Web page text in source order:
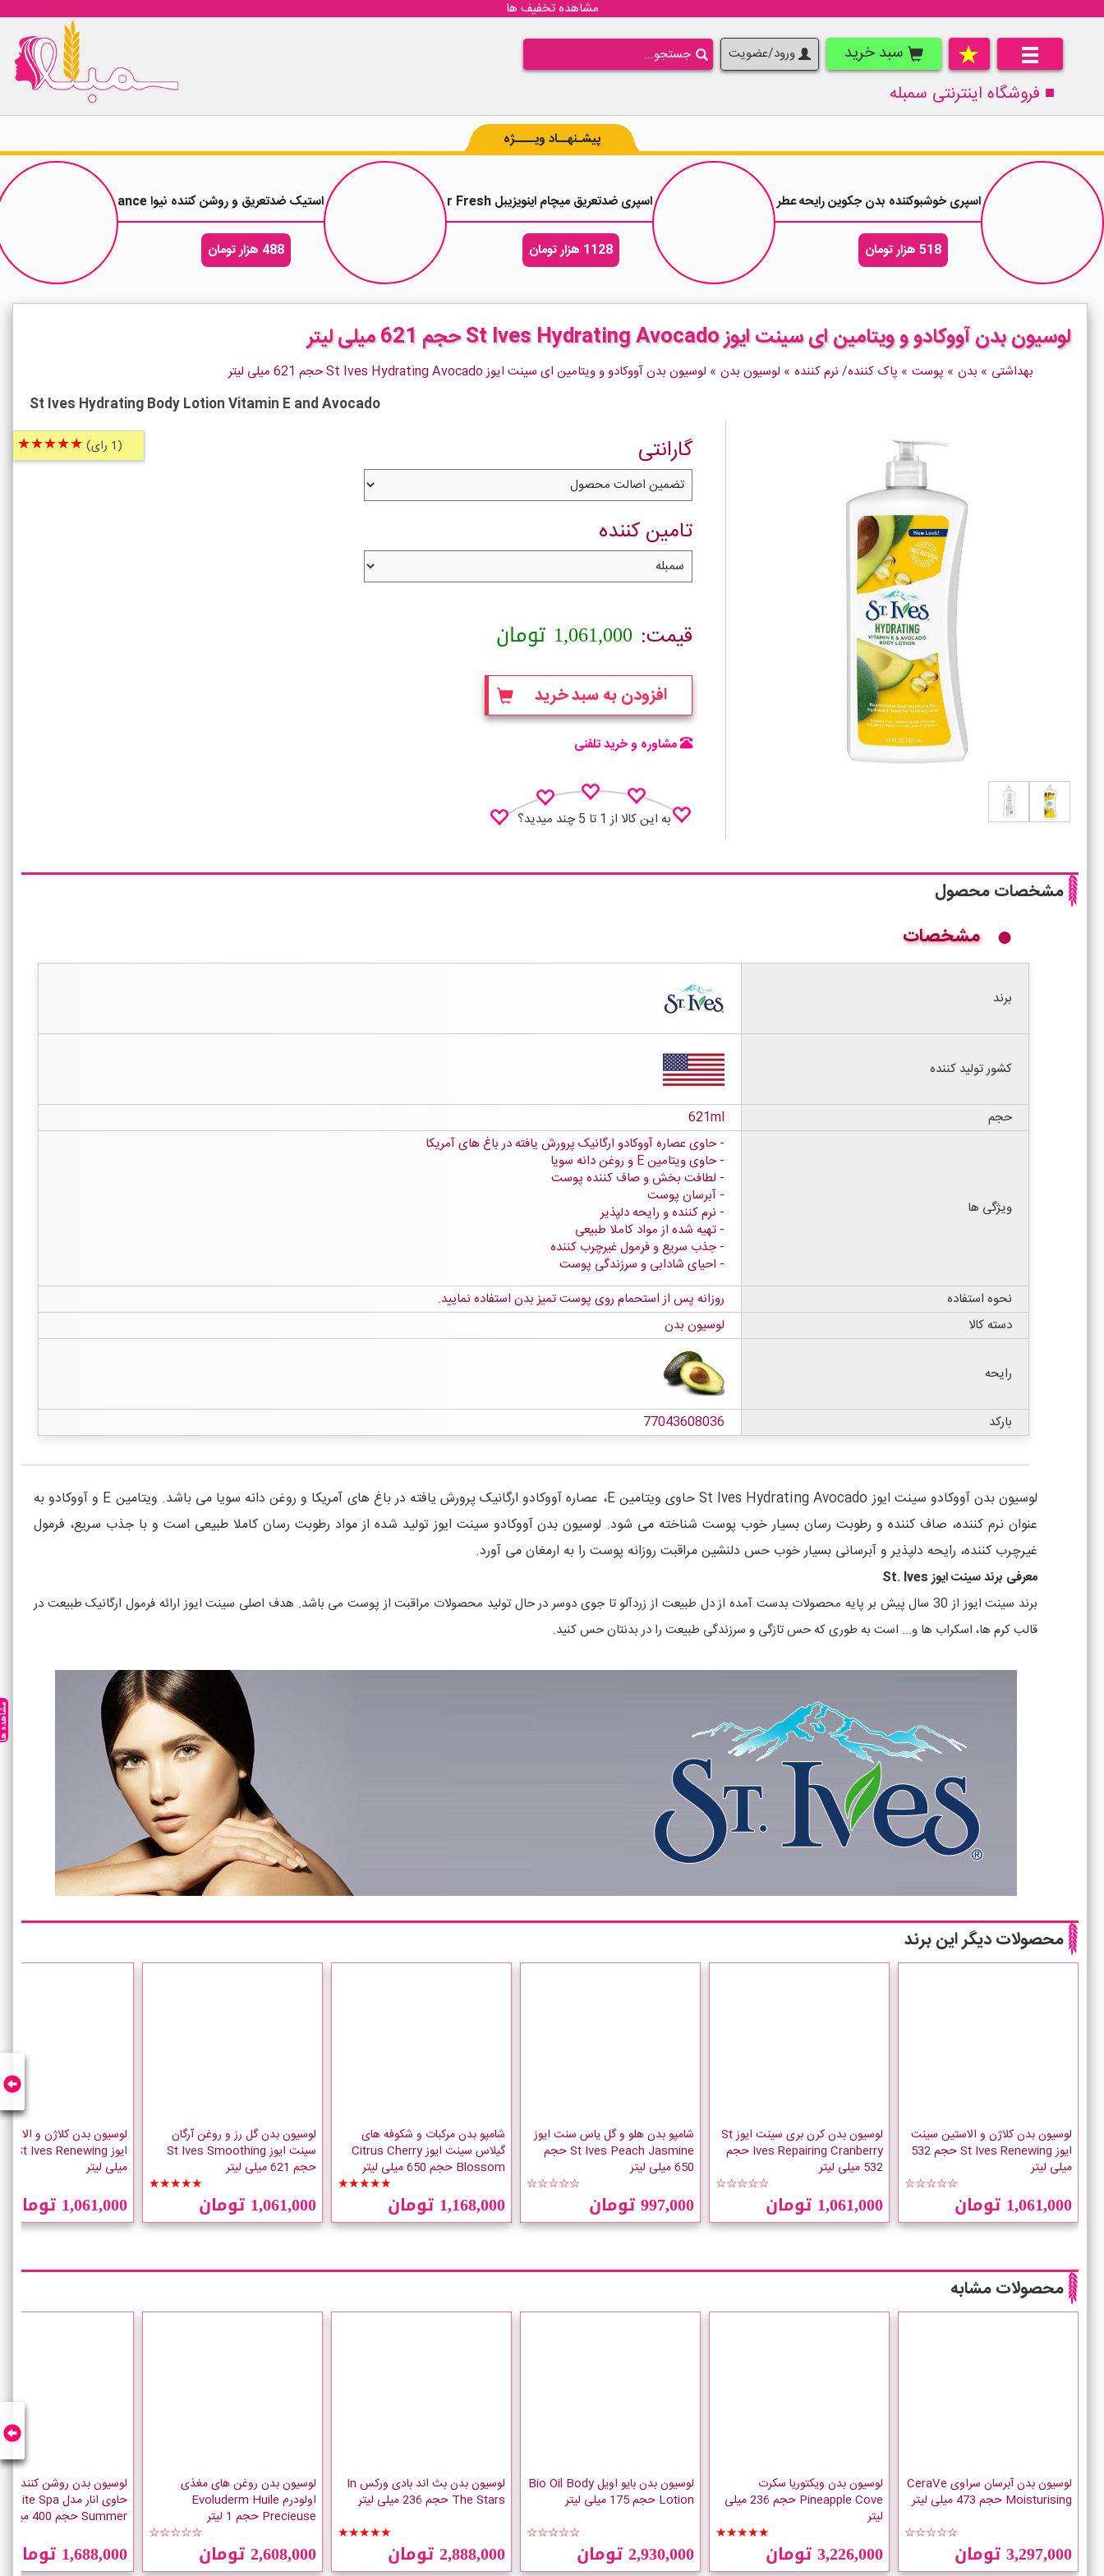
مشاهده تخفیف ها
سبد خرید ورود/عضویت
■ فروشگاه اینترنتی سمبله
پیشـنهــاد ویــــژه
اسپری خوشبوکننده بدن جکوین رایحه عطر مردانه لاگوست بلنک پیور حجم 200 میلی لیتر
518 هزار تومان
اسپری ضدتعریق میچام اینویزیبل Mitchum Invisible Clear Fresh حجم 200 میلی لیتر
1128 هزار تومان
استیک ضدتعریق و روشن کننده نیوا Nivea Natural Radiance حجم 50 میلی لیتر
488 هزار تومان
لوسیون بدن آووکادو و ویتامین ای سینت ایوز St Ives Hydrating Avocado حجم 621 میلی لیتر
بهداشتی » بدن » پوست » پاک کننده/ نرم کننده » لوسیون بدن » لوسیون بدن آووکادو و ویتامین ای سینت ایوز St Ives Hydrating Avocado حجم 621 میلی لیتر
St Ives Hydrating Body Lotion Vitamin E and Avocado
(1 رای) ★★★★★ گارانتی
تامین کننده
قیمت: 1,061,000 تومان
افزودن به سبد خرید
مشاوره و خرید تلفنی
به این کالا از 1 تا 5 چند میدید؟
مشخصات محصول
مشخصات
برند
کشور تولید کننده
حجم 621ml
ویژگی ها
حاوی عصاره آووکادو ارگانیک پرورش یافته در باغ های آمریکا
حاوی ویتامین E و روغن دانه سویا
لطافت بخش و صاف کننده پوست
آبرسان پوست
نرم کننده و رایحه دلپذیر
تهیه شده از مواد کاملا طبیعی
جذب سریع و فرمول غیرچرب کننده
احیای شادابی و سرزندگی پوست
نحوه استفاده
روزانه پس از استحمام روی پوست تمیز بدن استفاده نمایید.
دسته کالا
لوسیون بدن
رایحه
بارکد 77043608036
لوسیون بدن آووکادو سینت ایوز St Ives Hydrating Avocado حاوی ویتامین E، عصاره آووکادو ارگانیک پرورش یافته در باغ های آمریکا و روغن دانه سویا می باشد. ویتامین E و آووکادو به
عنوان نرم کننده، صاف کننده و رطوبت رسان بسیار خوب پوست شناخته می شود. لوسیون بدن آووکادو سینت ایوز تولید شده از مواد رطوبت رسان کاملا طبیعی است و با جذب سریع، فرمول
غیرچرب کننده، رایحه دلپذیر و آبرسانی بسیار خوب حس دلنشین مراقبت روزانه پوست را به ارمغان می آورد.
معرفی برند سینت ایوز St. Ives
برند سینت ایوز از 30 سال پیش بر پایه محصولات بدست آمده از دل طبیعت از زردآلو تا جوی دوسر در حال تولید محصولات مراقبت از پوست می باشد. هدف اصلی سینت ایوز ارائه فرمول ارگانیک طبیعت در
قالب کرم ها، اسکراب ها و... است به طوری که حس تازگی و سرزندگی طبیعت را در بدنتان حس کنید.
محصولات دیگر این برند
لوسیون بدن کلاژن و الاستین سینت
ایوز St Ives Renewing حجم 532
میلی لیتر
☆☆☆☆☆
1,061,000 تومان
لوسیون بدن کرن بری سینت ایوز St
Ives Repairing Cranberry حجم
532 میلی لیتر
☆☆☆☆☆
1,061,000 تومان
شامپو بدن هلو و گل یاس سنت ایوز
St Ives Peach Jasmine حجم
650 میلی لیتر
☆☆☆☆☆
997,000 تومان
شامپو بدن مرکبات و شکوفه های
گیلاس سینت ایوز Citrus Cherry
Blossom حجم 650 میلی لیتر
★★★★★
1,168,000 تومان
لوسیون بدن گل رز و روغن آرگان
سینت ایوز St Ives Smoothing
حجم 621 میلی لیتر
★★★★★
1,061,000 تومان
لوسیون بدن کلاژن و
میلی لیتر
1,061,000 تومان
محصولات مشابه
لوسیون بدن آبرسان سراوی CeraVe
Moisturising حجم 473 میلی لیتر
☆☆☆☆☆
3,297,000 تومان
لوسیون بدن ویکتوریا سکرت
Pineapple Cove حجم 236 میلی
لیتر
★★★★★
3,226,000 تومان
لوسیون بدن بایو اویل Bio Oil Body
Lotion حجم 175 میلی لیتر
☆☆☆☆☆
2,930,000 تومان
لوسیون بدن بث اند بادی ورکس In
The Stars حجم 236 میلی لیتر
★★★★★
2,888,000 تومان
لوسیون بدن روغن های مغذی
اولودرم Evoluderm Huile
Precieuse حجم 1 لیتر
☆☆☆☆☆
2,608,000 تومان
لوسیون بدن روشن کننده
حاوی انار مدل White Spa
Summer حجم 400 میلی لیتر
1,688,000 تومان